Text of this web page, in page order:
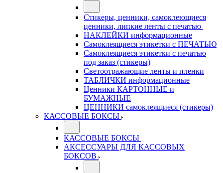
Стикеры, ценники, самоклеющиеся
ценники, липкие ленты с печатью
НАКЛЕЙКИ информационные
Самоклеящиеся этикетки с ПЕЧАТЬЮ
Самоклеящиеся этикетки с печатью
под заказ (стикеры)
Светоотражающие ленты и пленки
ТАБЛИЧКИ информационные
Ценники КАРТОННЫЕ и
БУМАЖНЫЕ
ЦЕННИКИ самоклеящиеся (стикеры)
КАССОВЫЕ БОКСЫ
КАССОВЫЕ БОКСЫ
АКСЕССУАРЫ ДЛЯ КАССОВЫХ
БОКСОВ